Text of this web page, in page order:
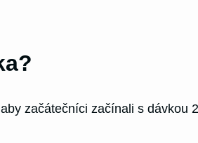
začátečníci začínali s dávkou